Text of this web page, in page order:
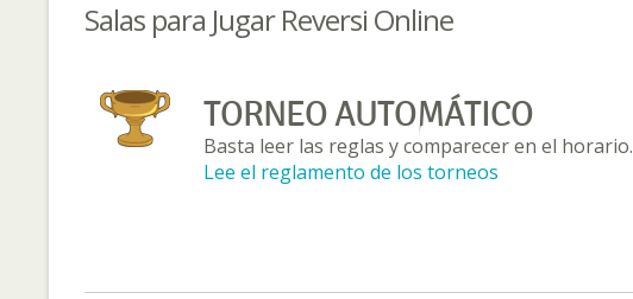
Salas para Jugar Reversi Online
TORNEO AUTOMÁTICO
Basta leer las reglas y comparecer en el horario.
Lee el reglamento de los torneos